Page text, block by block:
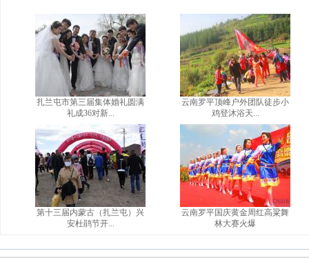
扎兰屯市第三届集体婚礼圆满
礼成36对新...
第十三届内蒙古（扎兰屯）兴
安杜鹃节开...
云南罗平顶峰户外团队徒步小
鸡登沐浴天...
云南罗平国庆黄金周红高粱舞
林大赛火爆